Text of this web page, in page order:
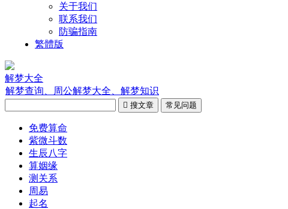
关于我们
联系我们
防骗指南
繁體版
解梦大全
解梦查询、周公解梦大全、解梦知识
 搜文章 常见问题
免费算命
紫微斗数
生辰八字
算姻缘
测关系
周易
起名